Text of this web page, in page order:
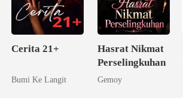
Cerita 21+
Bumi Ke Langit
Hasrat Nikmat
Perselingkuhan
Gemoy